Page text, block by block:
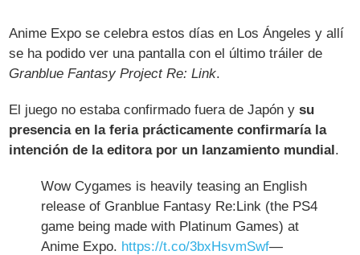
Anime Expo se celebra estos días en Los Ángeles y allí
se ha podido ver una pantalla con el último tráiler de
Granblue Fantasy Project Re: Link.
El juego no estaba confirmado fuera de Japón ysu
presencia en la feria prácticamente confirmaría la
intención de la editora por un lanzamiento mundial.
Wow Cygames is heavily teasing an English
release of Granblue Fantasy Re:Link (the PS4
game being made with Platinum Games) at
Anime Expo. https://t.co/3bxHsvmSwf—